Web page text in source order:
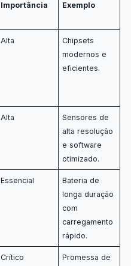
Importância Exemplo
Alta
Chipsets
modernos e
eficientes.
Alta
Sensores de
alta resolução
e software
otimizado.
Essencial
Bateria de
longa duração
com
carregamento
rápido.
Crítico
Promessa de